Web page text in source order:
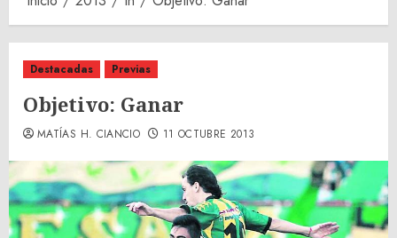
Destacadas Previas
Objetivo: Ganar
MATÍAS H. CIANCIO 11 OCTUBRE 2013